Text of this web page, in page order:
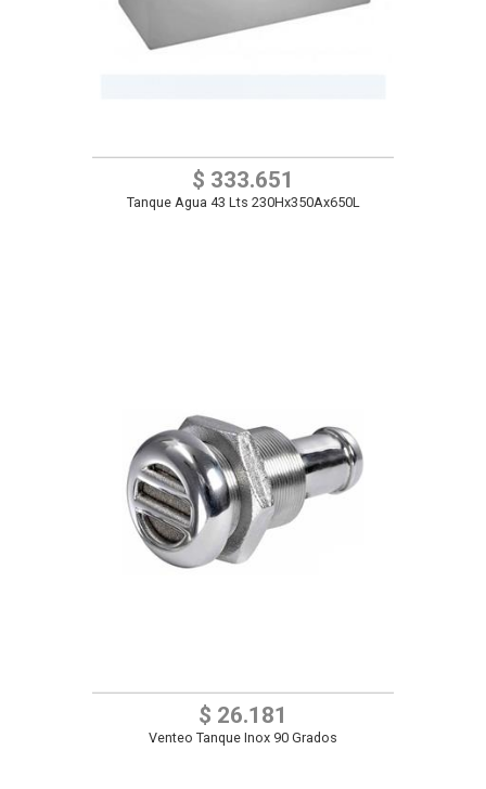
$ 333.651
Tanque Agua 43 Lts 230Hx350Ax650L
$ 26.181
Venteo Tanque Inox 90 Grados